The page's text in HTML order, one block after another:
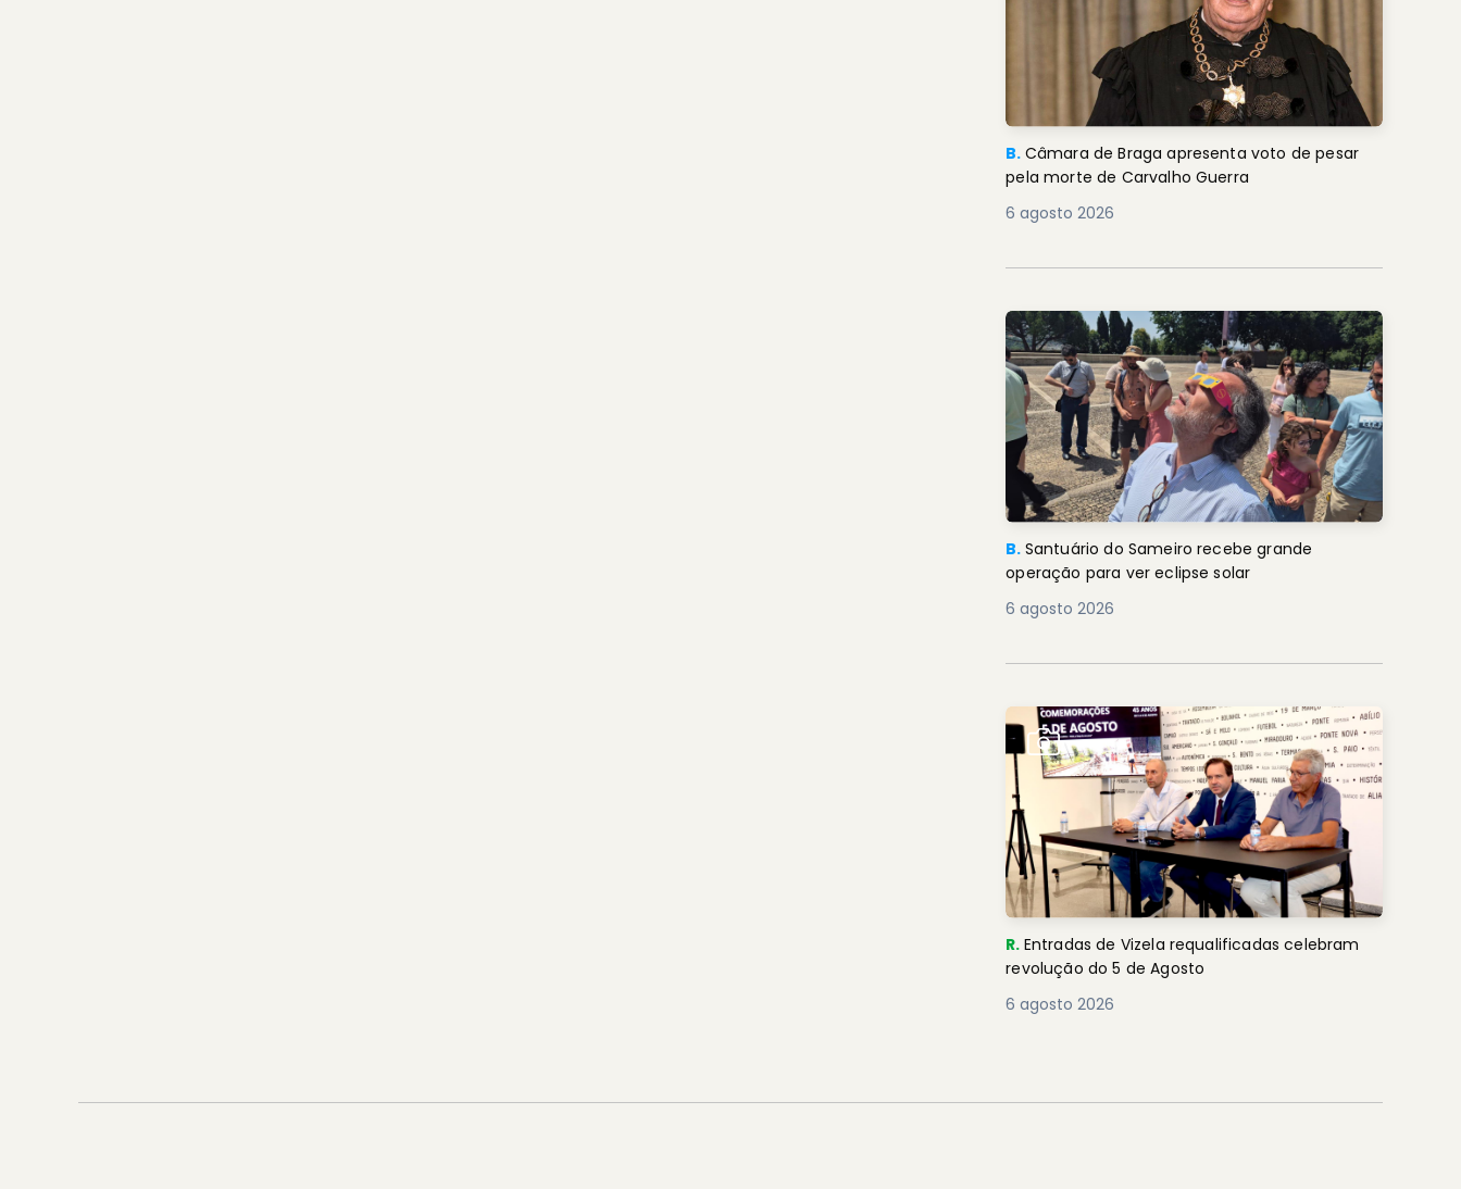
B. Câmara de Braga apresenta voto de pesar
pela morte de Carvalho Guerra
6 agosto 2026
B. Santuário do Sameiro recebe grande
operação para ver eclipse solar
6 agosto 2026
R. Entradas de Vizela requalificadas celebram
revolução do 5 de Agosto
6 agosto 2026